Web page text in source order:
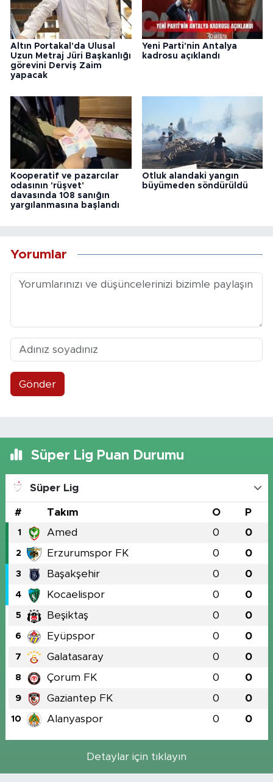
Altın Portakal'da Ulusal
Uzun Metraj Jüri Başkanlığı
görevini Derviş Zaim
yapacak
Yeni Parti'nin Antalya
kadrosu açıklandı
Kooperatif ve pazarcılar
odasının 'rüşvet'
davasında 108 sanığın
yargılanmasına başlandı
Otluk alandaki yangın
büyümeden söndürüldü
Yorumlar
Gönder
Süper Lig Puan Durumu
Süper Lig
# Takım O P
1 Amed 0 0
2 Erzurumspor FK 0 0
3 Başakşehir 0 0
4 Kocaelispor 0 0
5 Beşiktaş 0 0
6 Eyüpspor 0 0
7 Galatasaray 0 0
8 Çorum FK 0 0
9 Gaziantep FK 0 0
10 Alanyaspor 0 0
Detaylar için tıklayın